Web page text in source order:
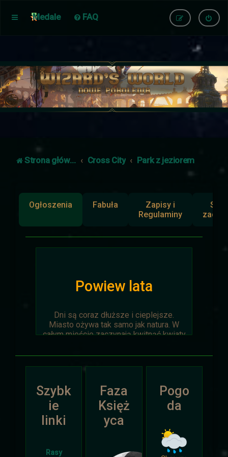
Medale FAQ
Strona główna Cross City Park z jeziorem
Ogłoszenia Fabuła
Zapisy i
Regulaminy
Powiew lata
Dni są coraz dłuższe i cieplejsze.
Miasto ożywa tak samo jak natura. W
całym mieście zaczynają kwitnąć kwiaty
niej udział niech napisze do
Dariusza.
Otrzyma mały upominek.
Atak Zimy i Święta
Szybk
ie
linki
Rasy
Faza
Księż
yca
Pogo
da